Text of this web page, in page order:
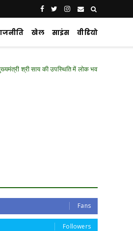
खेल साइंस वीडियो
की उपस्थिति में लोक भवन में हुआ ‘नशा मुक्त युवा
Fans
Followers